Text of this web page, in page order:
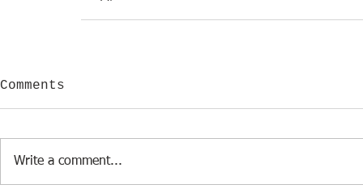
Comments
Write a comment...